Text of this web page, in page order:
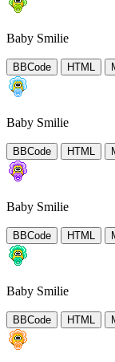
Baby Smilie
BBCode HTML
Baby Smilie
BBCode HTML
Baby Smilie
BBCode HTML
Baby Smilie
BBCode HTML